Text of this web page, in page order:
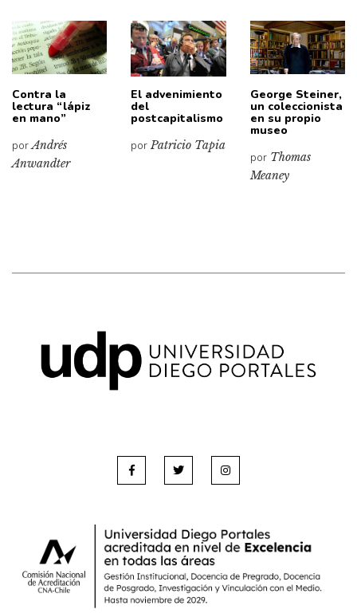
Contra la
lectura “lápiz
en mano”
porAndrés
Anwandter
El advenimiento
del
postcapitalismo
porPatricio Tapia
George Steiner,
un coleccionista
en su propio
museo
por Thomas
Meaney